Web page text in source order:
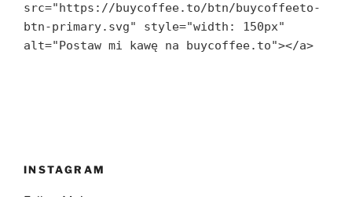
src="https://buycoffee.to/btn/buycoffeeto-
btn-primary.svg" style="width: 150px"
alt="Postaw mi kawę na buycoffee.to"></a>
INSTAGRAM